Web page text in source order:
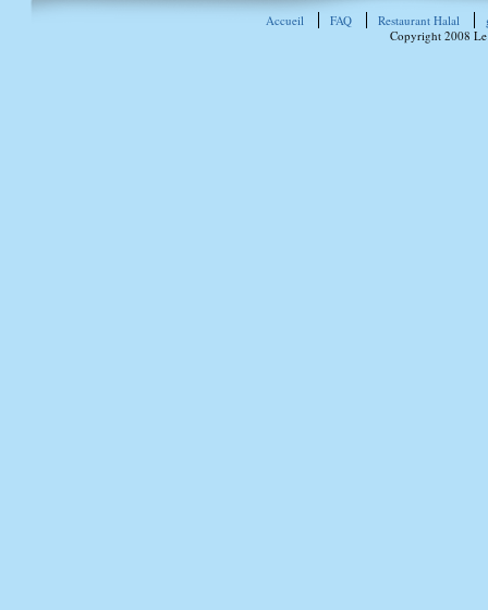
Accueil FAQ Restaurant Halal
Copyright 2008